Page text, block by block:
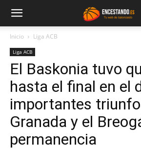
Inicio Liga ACB
Liga ACB
El Baskonia tuvo
hasta el final en el
importantes
Granada y el
permanencia